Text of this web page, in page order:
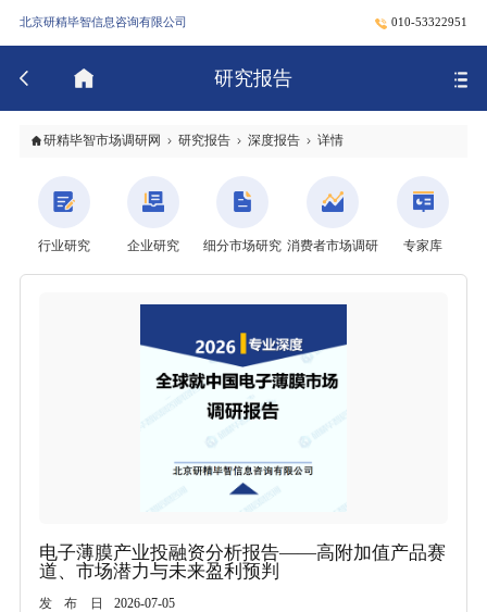
北京研精毕智信息咨询有限公司 010-53322951
研究报告
研精毕智市场调研网 研究报告 深度报告 详情
行业研究 企业研究 细分市场研究 消费者市场调研 专家库
电子薄膜产业投融资分析报告——高附加值产品赛
道、市场潜力与未来盈利预判
发布日
2026-07-05